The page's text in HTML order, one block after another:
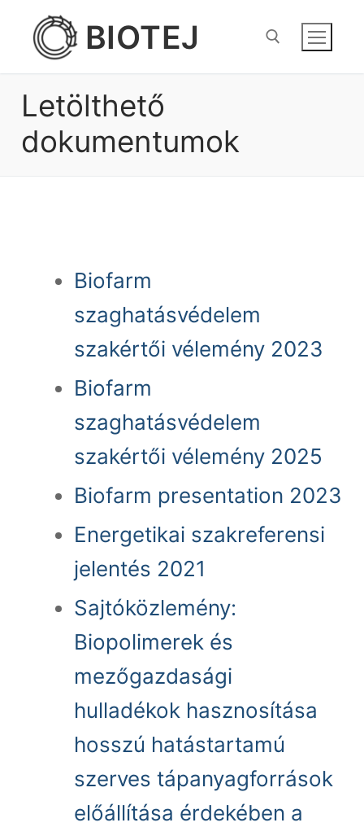
Ugrás
BIOTEJ
Keresése:
Letölthető
dokumentumok
Biofarm
szaghatásvédelem
szakértői vélemény 2023
Biofarm
szaghatásvédelem
szakértői vélemény 2025
Biofarm presentation 2023
Energetikai szakreferensi
jelentés 2021
Sajtóközlemény:
Biopolimerek és
mezőgazdasági
hulladékok hasznosítása
hosszú hatástartamú
szerves tápanyagforrások
előállítása érdekében a